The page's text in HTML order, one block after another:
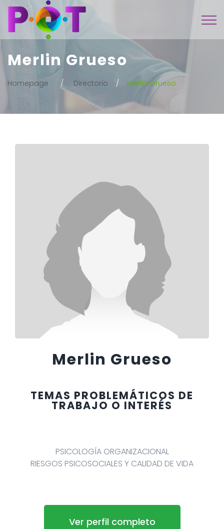
Merlin Grueso
Homepage Directorio Merlin Grueso
Merlin Grueso
TEMAS PROBLEMÁTICOS DE
TRABAJO O INTERÉS
PSICOLOGÍA ORGANIZACIONAL
RIESGOS PSICOSOCIALES Y CALIDAD DE VIDA
Ver perfil completo